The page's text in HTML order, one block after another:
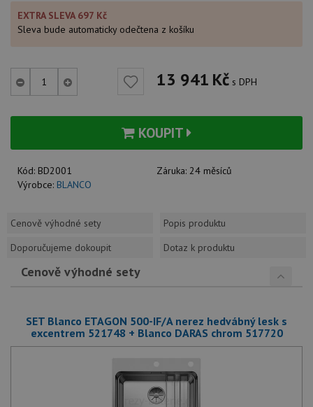
EXTRA SLEVA 697 Kč
Sleva bude automaticky odečtena z košíku
13 941 Kč s DPH
KOUPIT
Kód: BD2001 Záruka: 24 měsíců
Výrobce: BLANCO
Cenově výhodné sety
Popis produktu
Doporučujeme dokoupit
Dotaz k produktu
Cenově výhodné sety
SET Blanco ETAGON 500-IF/A nerez hedvábný lesk s
excentrem 521748 + Blanco DARAS chrom 517720